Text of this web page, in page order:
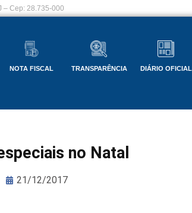
– Cep: 28.735-000
NOTA FISCAL TRANSPARÊNCIA DIÁRIO OFICIAL
no Natal
21/12/2017